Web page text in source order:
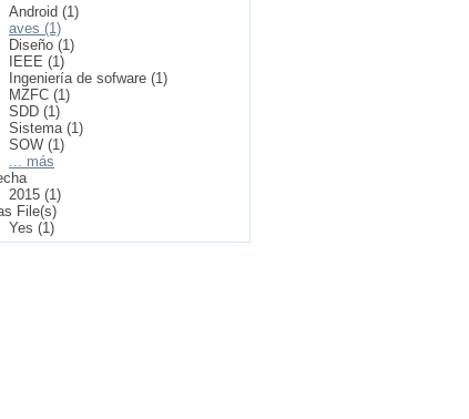
Android (1)
aves (1)
Diseño (1)
IEEE (1)
Ingeniería de sofware (1)
MZFC (1)
SDD (1)
Sistema (1)
SOW (1)
... más
2015 (1)
File(s)
Yes (1)